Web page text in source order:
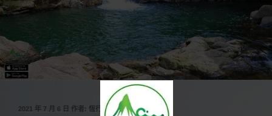
發
2021 年 7 月 6 日 作者: 恆行之友